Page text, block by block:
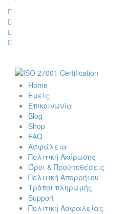
Home
Εμείς
Επικοινωνία
Blog
Shop
FAQ
Ασφάλεια
Πολιτική Ακύρωσης
Όροι & Προϋποθέσεις
Πολιτική Απορρήτου
Τρόποι πληρωμής
Support
Πολιτική Ασφαλείας